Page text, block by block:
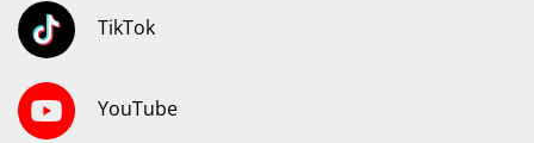
TikTok
YouTube